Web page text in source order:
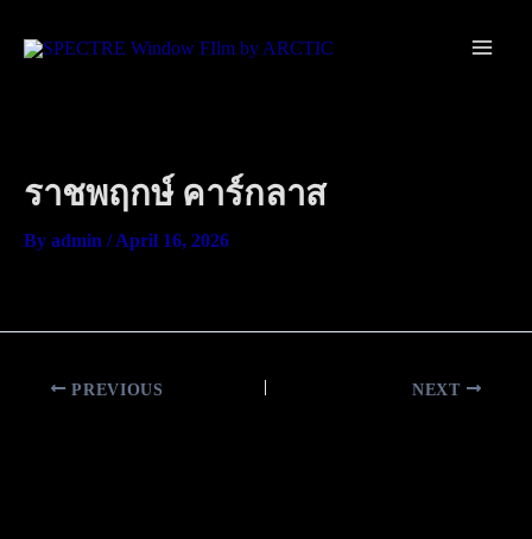
to
ราชพฤกษ์ คาร์กลาส
By admin /April 16, 2026
PREVIOUS NEXT